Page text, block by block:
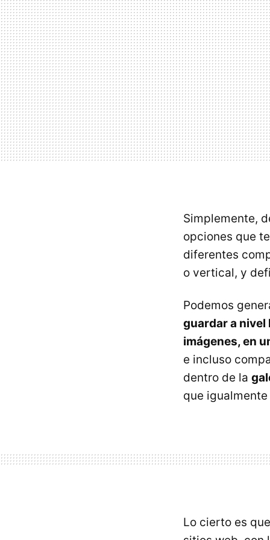
Simplemente,
opciones que
diferentes
o vertical, y
Podemos
guardar a
imágenes, en
e incluso
dentro de la
que
Lo cierto es